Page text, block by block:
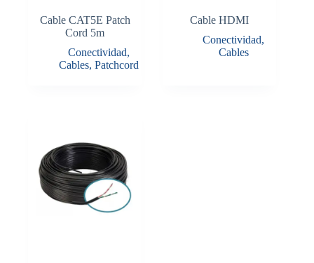
Cable CAT5E Patch
Cord 5m
Conectividad,
Cables,Patchcord
Cable HDMI
Conectividad,
Cables